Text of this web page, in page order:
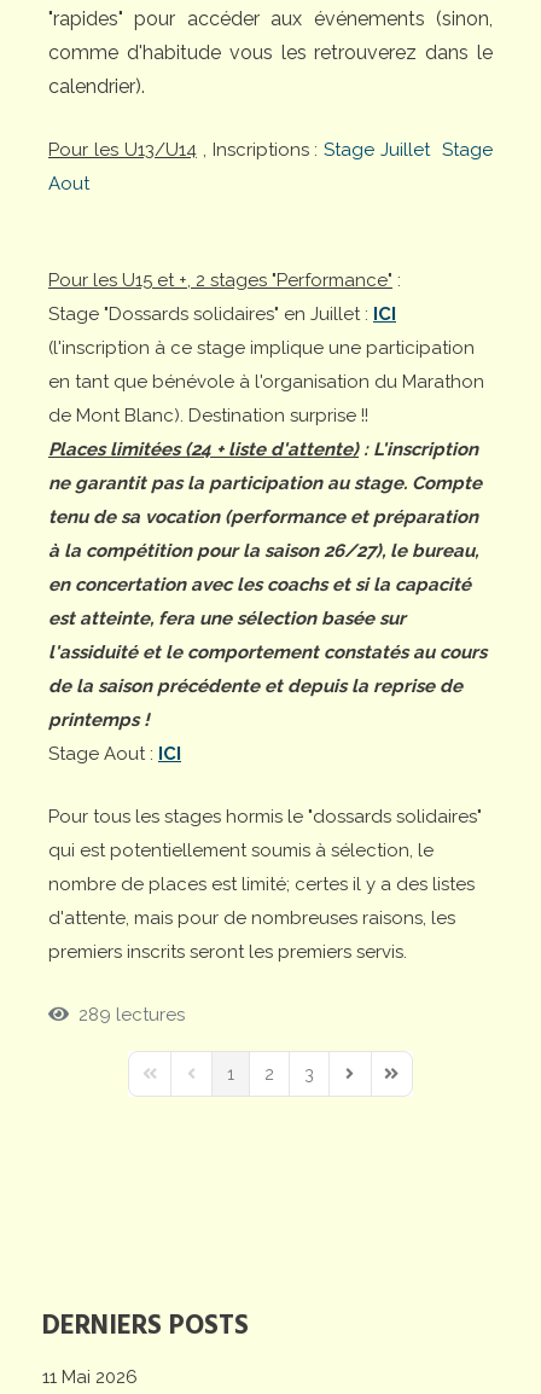
DERNIERS POSTS
11 Mai 2026
"rapides" pour accéder aux événements (sinon,
comme d'habitude vous les retrouverez dans le
calendrier).
Pour les U13/U14, Inscriptions :Stage Juillet Stage
Aout
Pour les U15 et +, 2 stages "Performance" :
Stage "Dossards solidaires" en Juillet : ICI
(l'inscription à ce stage implique une participation
en tant que bénévole à l'organisation du Marathon
de Mont Blanc). Destination surprise !!
Places limitées (24 + liste d'attente): L'inscription
ne garantit pas la participation au stage. Compte
tenu de sa vocation (performance et préparation
à la compétition pour la saison 26/27), le bureau,
en concertation avec les coachs et si la capacité
est atteinte, fera une sélection basée sur
l'assiduité et le comportement constatés au cours
de la saison précédente et depuis la reprise de
printemps !
Stage Aout : ICI
Pour tous les stages hormis le "dossards solidaires"
qui est potentiellement soumis à sélection, le
nombre de places est limité; certes il y a des listes
d'attente, mais pour de nombreuses raisons, les
premiers inscrits seront les premiers servis.
289 lectures
First PagePrevious Page
1 2 3
Next PageLast Page